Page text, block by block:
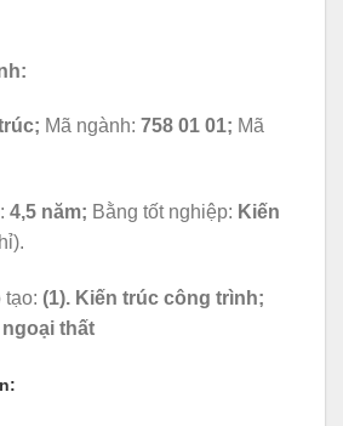
Mã ngành: 758 01 01; Mã
4,5 năm; Bằng tốt nghiệp: Kiến
tạo: (1). Kiến trúc công trình;
thất